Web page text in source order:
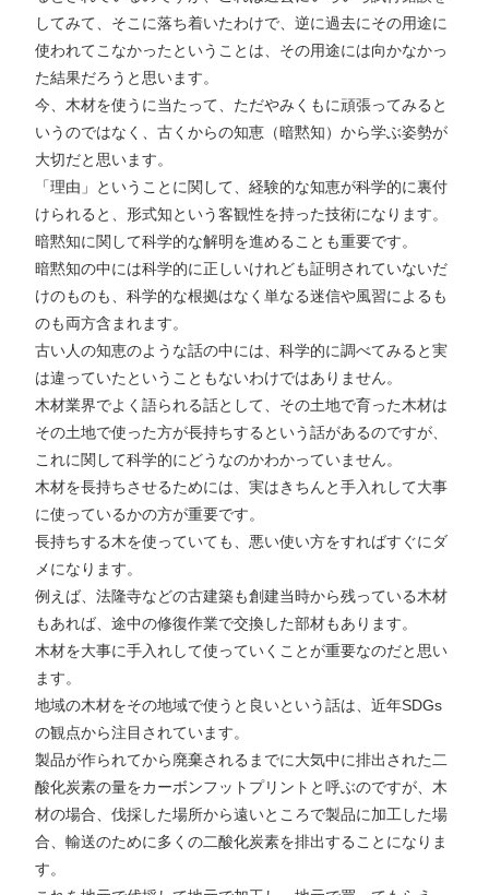
してみて、そこに落ち着いたわけで、逆に過去にその用途に
使われてこなかったということは、その用途には向かなかっ
た結果だろうと思います。
今、木材を使うに当たって、ただやみくもに頑張ってみると
いうのではなく、古くからの知恵（暗黙知）から学ぶ姿勢が
大切だと思います。
「理由」ということに関して、経験的な知恵が科学的に裏付
けられると、形式知という客観性を持った技術になります。
暗黙知に関して科学的な解明を進めることも重要です。
暗黙知の中には科学的に正しいけれども証明されていないだ
けのものも、科学的な根拠はなく単なる迷信や風習によるも
のも両方含まれます。
古い人の知恵のような話の中には、科学的に調べてみると実
は違っていたということもないわけではありません。
木材業界でよく語られる話として、その土地で育った木材は
その土地で使った方が長持ちするという話があるのですが、
これに関して科学的にどうなのかわかっていません。
木材を長持ちさせるためには、実はきちんと手入れして大事
に使っているかの方が重要です。
長持ちする木を使っていても、悪い使い方をすればすぐにダ
メになります。
例えば、法隆寺などの古建築も創建当時から残っている木材
もあれば、途中の修復作業で交換した部材もあります。
木材を大事に手入れして使っていくことが重要なのだと思い
ます。
地域の木材をその地域で使うと良いという話は、近年SDGs
の観点から注目されています。
製品が作られてから廃棄されるまでに大気中に排出された二
酸化炭素の量をカーボンフットプリントと呼ぶのですが、木
材の場合、伐採した場所から遠いところで製品に加工した場
合、輸送のために多くの二酸化炭素を排出することになりま
す。